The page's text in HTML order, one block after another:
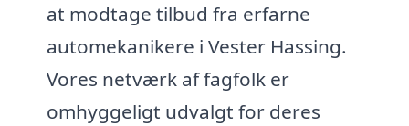
at modtage tilbud fra erfarne
automekanikere i Vester Hassing.
Vores netværk af fagfolk er
omhyggeligt udvalgt for deres